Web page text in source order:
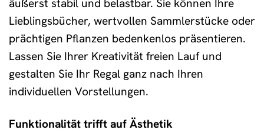
äußerst stabil und belastbar. Sie können Ihre
Lieblingsbücher, wertvollen Sammlerstücke oder
prächtigen Pflanzen bedenkenlos präsentieren.
Lassen Sie Ihrer Kreativität freien Lauf und
gestalten Sie Ihr Regal ganz nach Ihren
individuellen Vorstellungen.
Funktionalität trifft auf Ästhetik